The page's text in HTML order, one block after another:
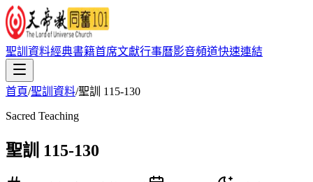
聖訓資料經典書籍首席文獻行事曆影音頻道快速連結
首頁/聖訓資料/聖訓 115-130
Sacred Teaching
聖訓 115-130